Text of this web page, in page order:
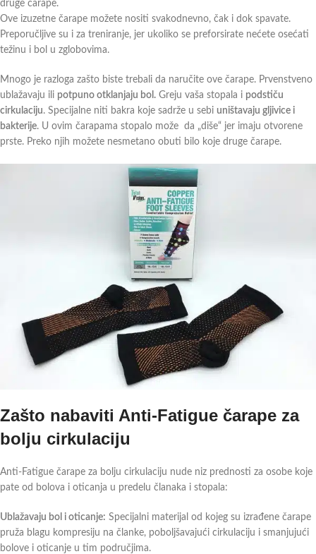
druge čarape.
Ove izuzetne čarape možete nositi svakodnevno, čak i dok spavate.
Preporučljive su i za treniranje, jer ukoliko se preforsirate nećete osećati
težinu i bol u zglobovima.
Mnogo je razloga zašto biste trebali da naručite ove čarape. Prvenstveno
ublažavaju ili potpuno otklanjaju bol. Greju vaša stopala i podstiču
cirkulaciju. Specijalne niti bakra koje sadrže u sebi uništavaju gljivice i
bakterije. U ovim čarapama stopalo može da „diše“ jer imaju otvorene
prste. Preko njih možete nesmetano obuti bilo koje druge čarape.
Zašto nabaviti Anti-Fatigue čarape za
bolju cirkulaciju
Anti-Fatigue čarape za bolju cirkulaciju nude niz prednosti za osobe koje
pate od bolova i oticanja u predelu članaka i stopala:
Ublažavaju bol i oticanje: Specijalni materijal od kojeg su izrađene čarape
pruža blagu kompresiju na članke, poboljšavajući cirkulaciju i smanjujući
bolove i oticanje u tim područjima.